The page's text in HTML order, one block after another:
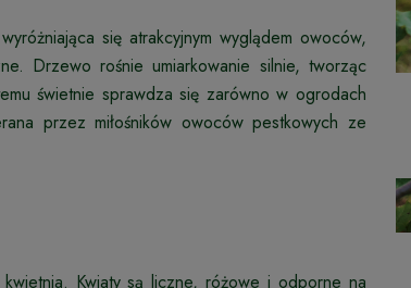
się atrakcyjnym wyglądem owoców,
Drzewo rośnie umiarkowanie silnie, tworząc
świetnie sprawdza się zarówno w ogrodach
przez miłośników owoców pestkowych ze
Kwiaty są liczne, różowe i odporne na